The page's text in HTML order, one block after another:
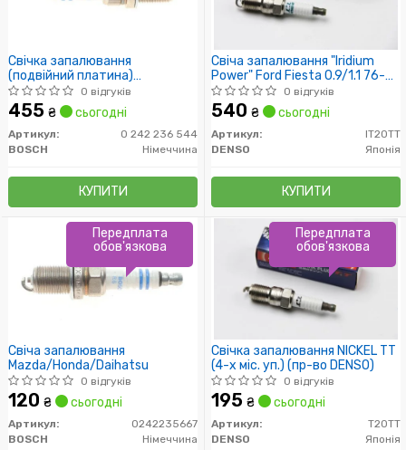
Свічка запалювання
(подвійний платина)
Chrysler/Honda/Hyunday/Infiniti/Kia/DB/Nissan/Suzuki/Toyota/
0 відгуків
455 ₴ сьогодні
Артикул:
0 242 236 544
BOSCH
Німеччина
КУПИТИ
Свіча запалювання "Iridium
Power" Ford Fiesta 0.9/1.1 76-
83, Maverick III 3.0 01-08//
Mazda 6 3.0 02-07, MPV II 3.0
02-06, Tribute 3.0 4WD 00-08
0 відгуків
540 ₴ сьогодні
Артикул:
IT20TT
DENSO
Японія
КУПИТИ
Свіча запалювання
Mazda/Honda/Daihatsu
0 відгуків
120 ₴ сьогодні
Артикул:
0242235667
BOSCH
Німеччина
Передплата
обов'язкова
Свічка запалювання NICKEL TT
(4-х міс. уп.) (пр-во DENSO)
0 відгуків
195 ₴ сьогодні
Артикул:
T20TT
DENSO
Японія
Передплата
обов'язкова